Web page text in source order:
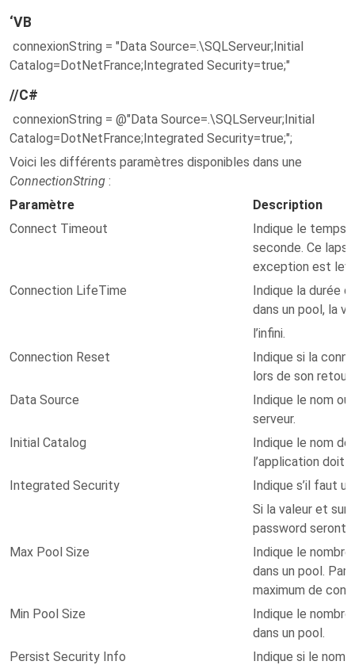
‘VB
connexionString = "Data Source=.\SQLServeur;Initial
Catalog=DotNetFrance;Integrated Security=true;"
//C#
connexionString = @"Data Source=.\SQLServeur;Initial
Catalog=DotNetFrance;Integrated Security=true;";
Voici les différents paramètres disponibles dans une
ConnectionString :
Paramètre
Description
Connect Timeout
Indique le temps
seconde. Ce laps
exception est
Connection LifeTime
Indique la durée
dans un pool, la
l’infini.
Connection Reset
Indique si la
lors de son retour
Data Source
Indique le nom ou
serveur.
Initial Catalog
Indique le nom
l’application doit
Integrated Security
Indique s’il faut
Si la valeur et sur
password seront
Max Pool Size
Indique le
dans un pool. Par
maximum de
Min Pool Size
Indique le
dans un pool.
Persist Security Info
Indique si le nom